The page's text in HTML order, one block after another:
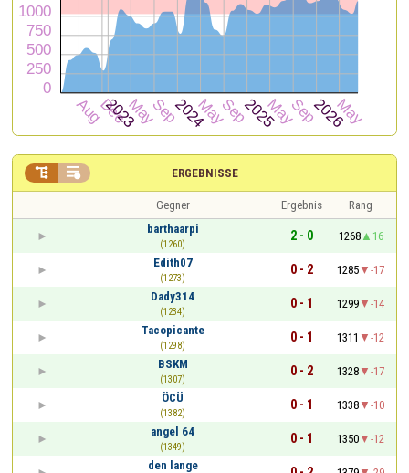
ERGEBNISSE
 
Gegner Ergebnis
Rang
barthaarpi
(1260)
2 - 0 1268
16
Edith07
(1273)
0 - 2 1285
-17
Dady314
(1234)
0 - 1 1299
-14
Tacopicante
(1298)
0 - 1 1311
-12
BSKM
(1307)
0 - 2 1328
-17
ÖCÜ
(1382)
0 - 1 1338
-10
angel 64
(1349)
0 - 1 1350
-12
den lange